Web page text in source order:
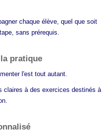
chaque élève, quel que soit
sans prérequis.
pratique
l'est tout autant.
claires à des exercices destinés à